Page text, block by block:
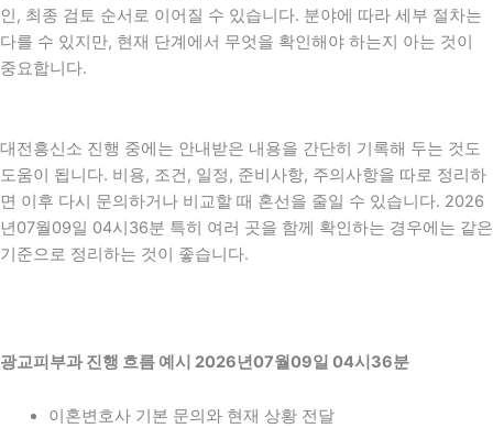
인, 최종 검토 순서로 이어질 수 있습니다. 분야에 따라 세부 절차는
다를 수 있지만, 현재 단계에서 무엇을 확인해야 하는지 아는 것이
중요합니다.
대전흥신소 진행 중에는 안내받은 내용을 간단히 기록해 두는 것도
도움이 됩니다. 비용, 조건, 일정, 준비사항, 주의사항을 따로 정리하
면 이후 다시 문의하거나 비교할 때 혼선을 줄일 수 있습니다. 2026
년07월09일 04시36분 특히 여러 곳을 함께 확인하는 경우에는 같은
기준으로 정리하는 것이 좋습니다.
광교피부과 진행 흐름 예시 2026년07월09일 04시36분
이혼변호사 기본 문의와 현재 상황 전달